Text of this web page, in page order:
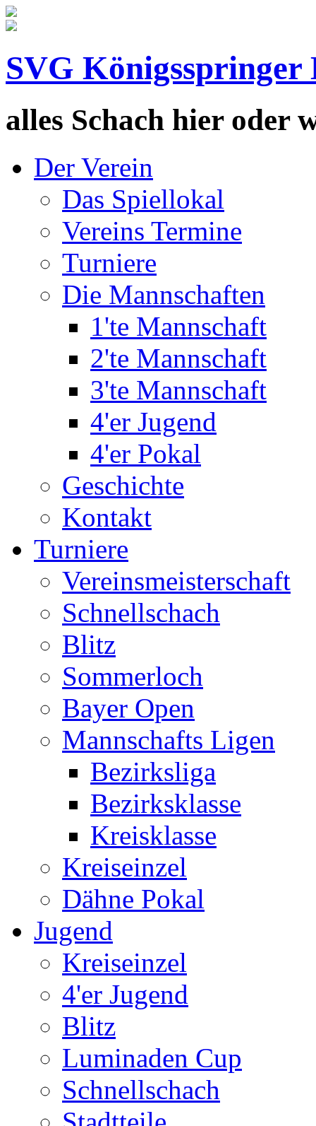
SVG Königsspringer
alles Schach hier oder
Der Verein
Das Spiellokal
Vereins Termine
Turniere
Die Mannschaften
1'te Mannschaft
2'te Mannschaft
3'te Mannschaft
4'er Jugend
4'er Pokal
Geschichte
Kontakt
Turniere
Vereinsmeisterschaft
Schnellschach
Blitz
Sommerloch
Bayer Open
Mannschafts Ligen
Bezirksliga
Bezirksklasse
Kreisklasse
Kreiseinzel
Dähne Pokal
Jugend
Kreiseinzel
4'er Jugend
Blitz
Luminaden Cup
Schnellschach